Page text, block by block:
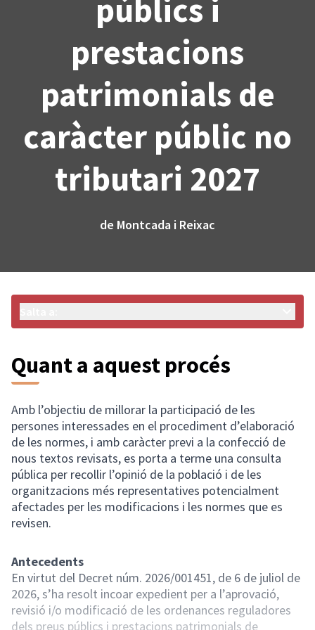
públics i
prestacions
patrimonials de
caràcter públic no
tributari 2027
de Montcada i Reixac
Quant a aquest procés
Amb l’objectiu de millorar la participació de les
persones interessades en el procediment d’elaboració
de les normes, i amb caràcter previ a la confecció de
nous textos revisats, es porta a terme una consulta
pública per recollir l’opinió de la població i de les
organitzacions més representatives potencialment
afectades per les modificacions i les normes que es
revisen.
Antecedents
En virtut del Decret núm. 2026/001451, de 6 de juliol de
2026, s’ha resolt incoar expedient per a l’aprovació,
revisió i/o modificació de les ordenances reguladores
dels preus públics i prestacions patrimonials de